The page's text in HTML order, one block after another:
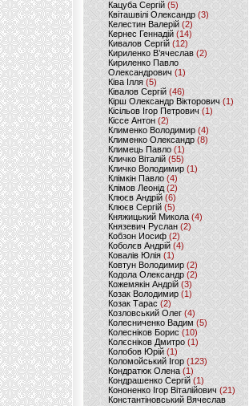
Кацуба Сергій (5)
Квіташвілі Олександр(3)
Келестин Валерій(2)
Кернес Геннадій (14)
Кивалов Сергій (12)
Кириленко В’ячеслав (2)
Кириленко Павло
Олександрович (1)
Ківа Ілля (5)
Ківалов Сергій(46)
Кірш Олександр Вікторович (1)
Кісільов Ігор Петрович (1)
Кіссе Антон (2)
Клименко Володимир(4)
Клименко Олександр (8)
Климець Павло (1)
Кличко Віталій(55)
Кличко Володимир (1)
Клімкін Павло (4)
Клімов Леонід(2)
Клюєв Андрій(6)
Клюєв Сергій (5)
Княжицький Микола(4)
Князевич Руслан (2)
Кобзон Иосиф(2)
Коболєв Андрій (4)
Ковалів Юлія(1)
Ковтун Володимир (2)
Кодола Олександр (2)
Кожемякін Андрій (3)
Козак Володимир (1)
Козак Тарас (2)
Козловський Олег(4)
Колесниченко Вадим (5)
Колесніков Борис (10)
Колєсніков Дмитро (1)
Колобов Юрій (1)
Коломойський Ігор (123)
Кондратюк Олена(1)
Кондрашенко Сергій (1)
Кононенко Ігор Віталійович (21)
Константіновський Вячеслав